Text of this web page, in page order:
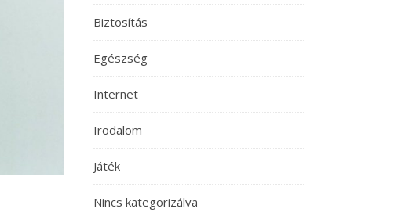
Biztosítás
Egészség
Internet
Irodalom
Játék
Nincs kategorizálva